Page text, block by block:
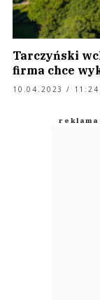
Tarczyński
firma chce
10.04.2023 / 11:24